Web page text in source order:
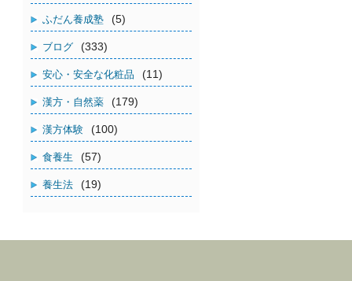
ふだん養成塾 (5)
ブログ (333)
安心・安全な化粧品 (11)
漢方・自然薬 (179)
漢方体験 (100)
食養生 (57)
養生法 (19)